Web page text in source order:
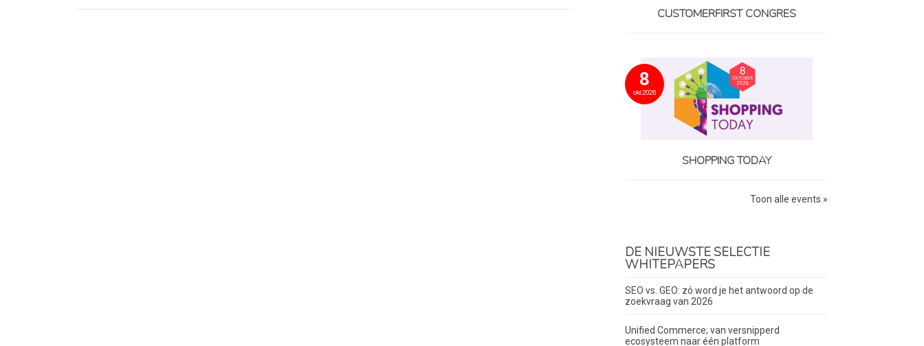
CUSTOMERFIRST CONGRES
8
okt 2026
SHOPPING TODAY
Toon alle events »
DE NIEUWSTE SELECTIE
WHITEPAPERS
SEO vs. GEO: zó word je het antwoord op de
zoekvraag van 2026
Unified Commerce; van versnipperd
ecosysteem naar één platform